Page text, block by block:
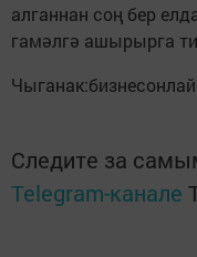
алганнан соң бер
гамәлгә ашырырга
Следите за
Telegram-канале